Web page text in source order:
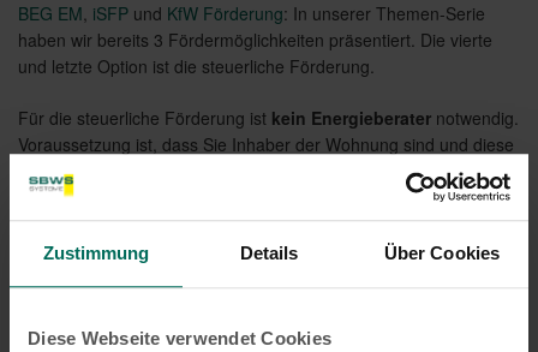
Zustimmung Details Über Cookies
Diese Webseite verwendet Cookies
BEG EM, iSFP und KfW Förderung: In unserer Themen-Serie
haben wir bereits 3 Fördermöglichkeiten präsentiert. Die vierte
und letzte Option ist die steuerliche Förderung.
Für die steuerliche Förderung ist kein Energieberater notwendig.
Voraussetzung ist, dass Sie Inhaber der Wohnung sind und diese
zu Wohnzwecken nutzen. Außerdem muss das
Haus
mindestens 10 Jahren alt
Die Förderhöhe beträgt 20% der Kosten
über drei Jahre
angerechnet.